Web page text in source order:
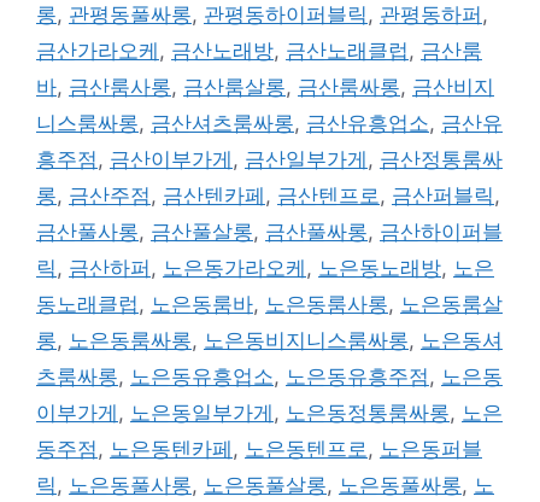
롱, 관평동풀싸롱, 관평동하이퍼블릭 , 관평동하퍼 ,
금산가라오케 , 금산노래방, 금산노래클럽 , 금산룸
바, 금산룸사롱, 금산룸살롱, 금산룸싸롱, 금산비지
니스룸싸롱, 금산셔츠룸싸롱, 금산유흥업소, 금산유
흥주점 , 금산이부가게 , 금산일부가게 , 금산정통룸싸
롱, 금산주점 , 금산텐카페 , 금산텐프로 , 금산퍼블릭 ,
금산풀사롱, 금산풀살롱, 금산풀싸롱, 금산하이퍼블
릭 , 금산하퍼 , 노은동가라오케 , 노은동노래방, 노은
동노래클럽 , 노은동룸바, 노은동룸사롱, 노은동룸살
롱, 노은동룸싸롱, 노은동비지니스룸싸롱, 노은동셔
츠룸싸롱, 노은동유흥업소, 노은동유흥주점 , 노은동
이부가게 , 노은동일부가게 , 노은동정통룸싸롱, 노은
동주점 , 노은동텐카페 , 노은동텐프로 , 노은동퍼블
릭 , 노은동풀사롱, 노은동풀살롱, 노은동풀싸롱, 노